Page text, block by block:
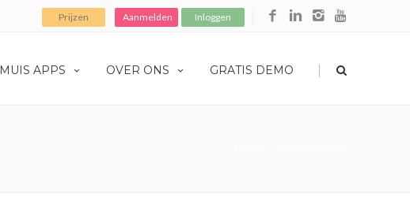
Prijzen Aanmelden Inloggen
MUIS APPS OVER ONS GRATIS DEMO |